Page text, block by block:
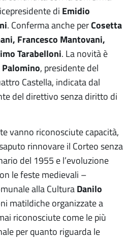
di Emidio
. Conferma anche perCosetta
Francesco Mantovani,
Tarabelloni. La novità è
, presidente del
Castella, indicata dal
del direttivo senza diritto di
vanno riconosciute capacità,
rinnovare il Corteo senza
del 1955 e l’evoluzione
le feste medievali –
alla Cultura Danilo
matildiche organizzate a
riconosciute come le più
per quanto riguarda le